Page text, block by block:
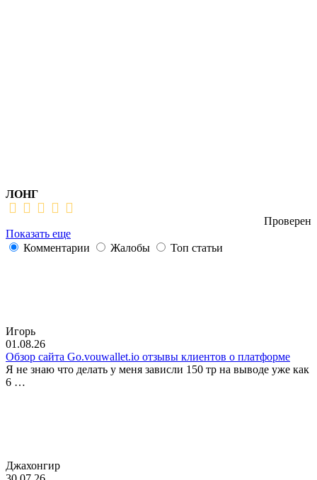
ЛОНГ
Проверен
Показать еще
Комментарии
Жалобы Топ статьи
Игорь
01.08.26
Обзор сайта Go.vouwallet.io отзывы клиентов о платформе
Я не знаю что делать у меня зависли 150 тр на выводе уже как
6 …
Джахонгир